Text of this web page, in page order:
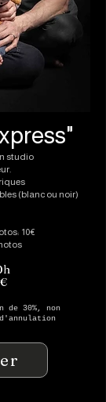
studio
(blanc ou noir)
10€
de 30%, non